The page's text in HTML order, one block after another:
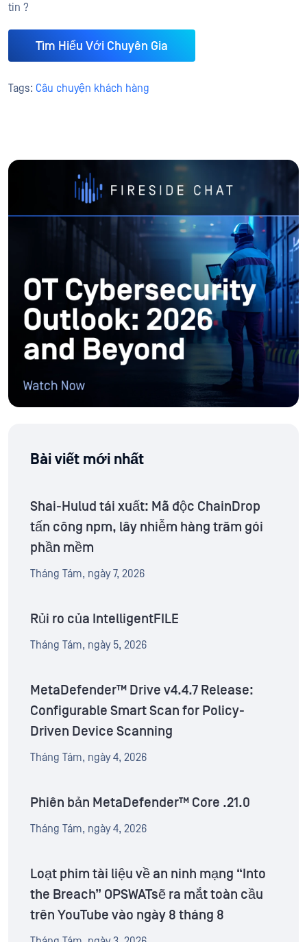
tin ?
Tìm Hiểu Với Chuyên Gia
Tags: Câu chuyện khách hàng
Bài viết mới nhất
Shai-Hulud tái xuất: Mã độc ChainDrop
tấn công npm, lây nhiễm hàng trăm gói
phần mềm
Tháng Tám, ngày 7, 2026
Rủi ro của IntelligentFILE
Tháng Tám, ngày 5, 2026
MetaDefender™ Drive v4.4.7 Release:
Configurable Smart Scan for Policy-
Driven Device Scanning
Tháng Tám, ngày 4, 2026
Phiên bản MetaDefender™ Core .21.0
Tháng Tám, ngày 4, 2026
Loạt phim tài liệu về an ninh mạng “Into
the Breach” OPSWATsẽ ra mắt toàn cầu
trên YouTube vào ngày 8 tháng 8